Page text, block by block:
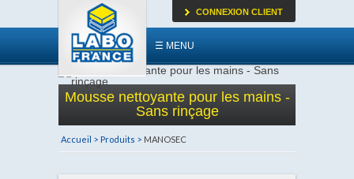
☰ MENU
CONNEXION CLIENT
Mousse nettoyante pour les mains -
Sans rinçage
Accueil > Produits > MANOSEC